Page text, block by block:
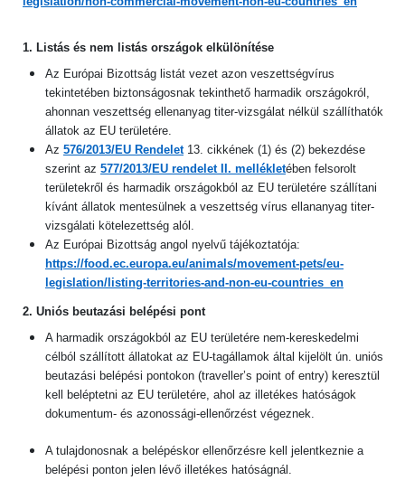
1. Listás és nem listás országok elkülönítése
Az Európai Bizottság listát vezet azon veszettségvírus
tekintetében biztonságosnak tekinthető harmadik országokról,
ahonnan veszettség ellenanyag titer-vizsgálat nélkül szállíthatók
állatok az EU területére.
Az 576/2013/EU Rendelet13. cikkének (1) és (2) bekezdése
szerint az 577/2013/EU rendelet II. mellékletében felsorolt
területekről és harmadik országokból az EU területére szállítani
kívánt állatok mentesülnek a veszettség vírus ellananyag titer-
vizsgálati kötelezettség alól.
Az Európai Bizottság angol nyelvű tájékoztatója:
https://food.ec.europa.eu/animals/movement-pets/eu-
legislation/listing-territories-and-non-eu-countries_en
2. Uniós beutazási belépési pont
A harmadik országokból az EU területére nem-kereskedelmi
célból szállított állatokat az EU-tagállamok által kijelölt ún. uniós
beutazási belépési pontokon (traveller’s point of entry) keresztül
kell beléptetni az EU területére, ahol az illetékes hatóságok
dokumentum- és azonossági-ellenőrzést végeznek.
A tulajdonosnak a belépéskor ellenőrzésre kell jelentkeznie a
belépési ponton jelen lévő illetékes hatóságnál.